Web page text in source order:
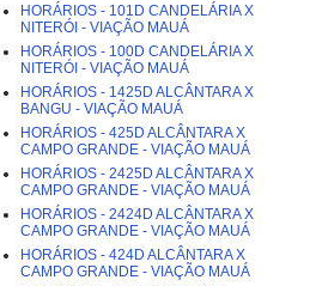
HORÁRIOS - 101D CANDELÁRIA X
NITERÓI - VIAÇÃO MAUÁ
HORÁRIOS - 100D CANDELÁRIA X
NITERÓI - VIAÇÃO MAUÁ
HORÁRIOS - 1425D ALCÂNTARA X
BANGU - VIAÇÃO MAUÁ
HORÁRIOS - 425D ALCÂNTARA X
CAMPO GRANDE - VIAÇÃO MAUÁ
HORÁRIOS - 2425D ALCÂNTARA X
CAMPO GRANDE - VIAÇÃO MAUÁ
HORÁRIOS - 2424D ALCÂNTARA X
CAMPO GRANDE - VIAÇÃO MAUÁ
HORÁRIOS - 424D ALCÂNTARA X
CAMPO GRANDE - VIAÇÃO MAUÁ